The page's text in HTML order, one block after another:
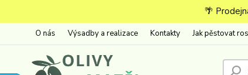
🌴
O nás Výsadby a realizace Kontakty Jak pěstovat